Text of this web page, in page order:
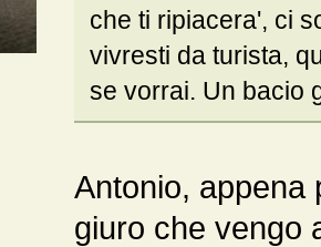
che ti ripiacera', ci
vivresti da turista,
se vorrai. Un bacio
Antonio, appena
giuro che vengo